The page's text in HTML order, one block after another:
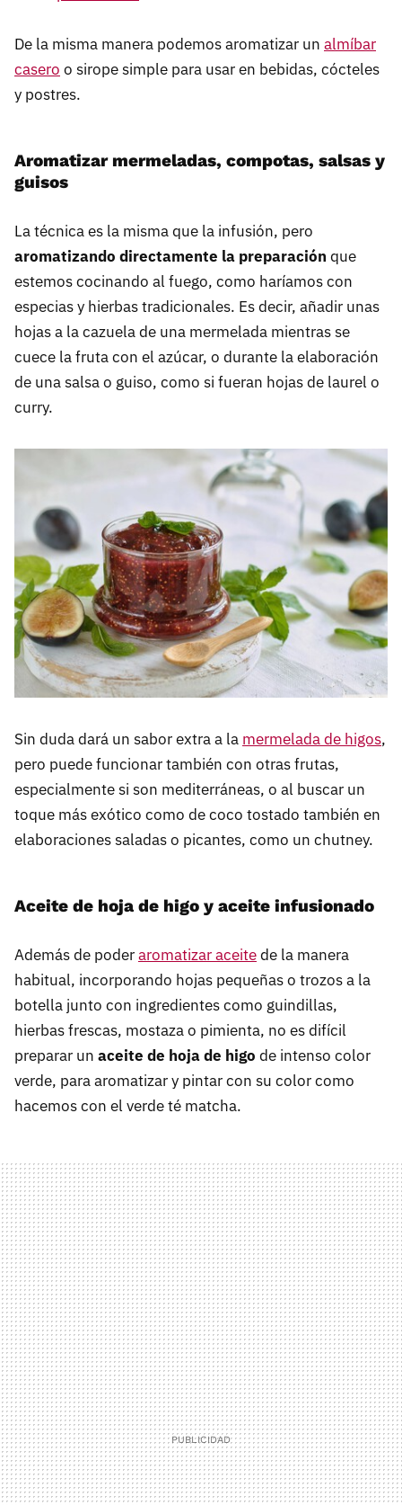
De la misma manera podemos aromatizar un almíbar
casero o sirope simple para usar en bebidas, cócteles
y postres.
Aromatizar mermeladas, compotas, salsas y
guisos
La técnica es la misma que la infusión, pero
aromatizando directamente la preparación que
estemos cocinando al fuego, como haríamos con
especias y hierbas tradicionales. Es decir, añadir unas
hojas a la cazuela de una mermelada mientras se
cuece la fruta con el azúcar, o durante la elaboración
de una salsa o guiso, como si fueran hojas de laurel o
curry.
Sin duda dará un sabor extra a la mermelada de higos,
pero puede funcionar también con otras frutas,
especialmente si son mediterráneas, o al buscar un
toque más exótico como de coco tostado también en
elaboraciones saladas o picantes, como un chutney.
Aceite de hoja de higo y aceite infusionado
Además de poderaromatizar aceitede la manera
habitual, incorporando hojas pequeñas o trozos a la
botella junto con ingredientes como guindillas,
hierbas frescas, mostaza o pimienta, no es difícil
preparar un aceite de hoja de higo de intenso color
verde, para aromatizar y pintar con su color como
hacemos con el verde té matcha.